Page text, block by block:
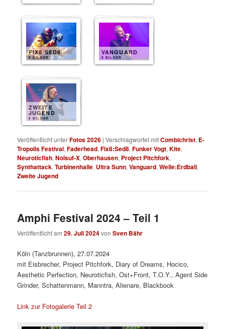
FIX8 SED8
8 BILDER
VANGUARD
8 BILDER
ZWEITE
JUGEND
8 BILDER
Veröffentlicht unterFotos 2026 |Verschlagwortet mitCombichrist, E-
Tropolis Festival,Faderhead,Fix8:Sed8,Funker Vogt,Kite,
Neuroticfish,Noisuf-X,Oberhausen, Project Pitchfork,
Synthattack,Turbinenhalle, Ultra Sunn,Vanguard,Welle:Erdball,
Zweite Jugend
Amphi Festival 2024 – Teil 1
Veröffentlicht am29. Juli 2024vonSven Bähr
Köln (Tanzbrunnen), 27.07.2024
mit Eisbrecher, Project Pitchfork, Diary of Dreams, Hocico,
Aesthetic Perfection, Neuroticfish, Ost+Front, T.O.Y., Agent Side
Grinder, Schattenmann, Manntra, Alienare, Blackbook
Link zur Fotogalerie Teil 2